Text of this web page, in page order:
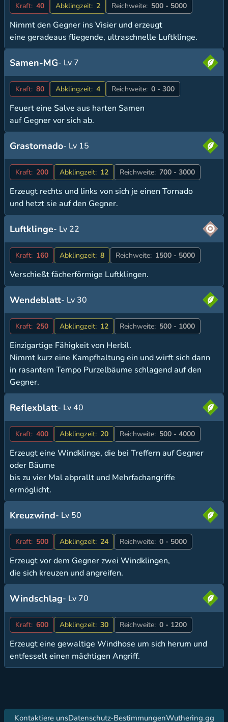
Kraft: 40 Abklingzeit: 2 Reichweite: 500 - 5000
Nimmt den Gegner ins Visier und erzeugt
eine geradeaus fliegende, ultraschnelle Luftklinge.
Samen-MG- Lv 7
Kraft: 80 Abklingzeit: 4 Reichweite: 0 - 300
Feuert eine Salve aus harten Samen
auf Gegner vor sich ab.
Grastornado- Lv 15
Kraft: 200 Abklingzeit: 12 Reichweite: 700 - 3000
Erzeugt rechts und links von sich je einen Tornado
und hetzt sie auf den Gegner.
Luftklinge- Lv 22
Kraft: 160 Abklingzeit: 8 Reichweite: 1500 - 5000
Verschießt fächerförmige Luftklingen.
Wendeblatt- Lv 30
Kraft: 250 Abklingzeit: 12 Reichweite: 500 - 1000
Einzigartige Fähigkeit von Herbil.
Nimmt kurz eine Kampfhaltung ein und wirft sich dann
in rasantem Tempo Purzelbäume schlagend auf den
Gegner.
Reflexblatt- Lv 40
Kraft: 400 Abklingzeit: 20 Reichweite: 500 - 4000
Erzeugt eine Windklinge, die bei Treffern auf Gegner
oder Bäume
bis zu vier Mal abprallt und Mehrfachangriffe
ermöglicht.
Kreuzwind- Lv 50
Kraft: 500 Abklingzeit: 24 Reichweite: 0 - 5000
Erzeugt vor dem Gegner zwei Windklingen,
die sich kreuzen und angreifen.
Windschlag- Lv 70
Kraft: 600 Abklingzeit: 30 Reichweite: 0 - 1200
Erzeugt eine gewaltige Windhose um sich herum und
entfesselt einen mächtigen Angriff.
Kontaktiere unsDatenschutz-BestimmungenWuthering.gg